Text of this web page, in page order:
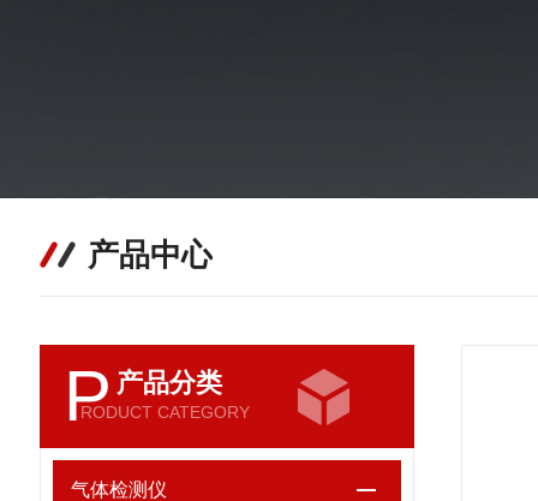
产品中心
P 产品分类
RODUCT CATEGORY
气体检测仪